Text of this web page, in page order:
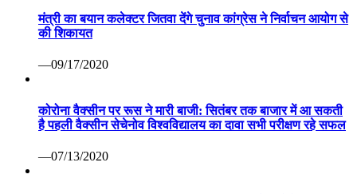
मंत्री का बयान कलेक्टर जितवा देंगे चुनाव कांग्रेस ने निर्वाचन आयोग से
की शिकायत
—09/17/2020
कोरोना वैक्सीन पर रूस ने मारी बाजी: सितंबर तक बाजार में आ सकती
है पहली वैक्सीन सेचेनोव विश्वविद्यालय का दावा सभी परीक्षण रहे सफल
—07/13/2020